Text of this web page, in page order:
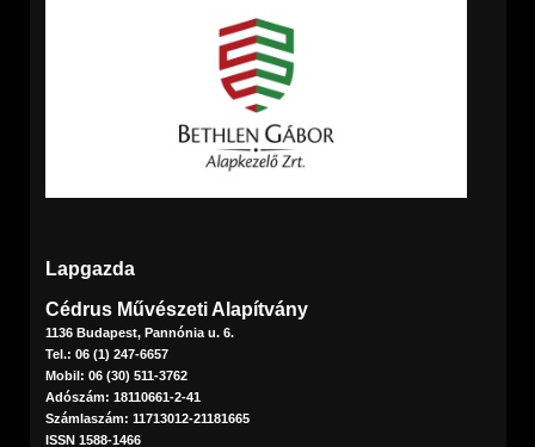
Lapgazda
Cédrus Művészeti Alapítvány
1136 Budapest, Pannónia u. 6.
Tel.: 06 (1) 247-6657
Mobil: 06 (30) 511-3762
Adószám: 18110661-2-41
Számlaszám: 11713012-21181665
ISSN 1588-1466